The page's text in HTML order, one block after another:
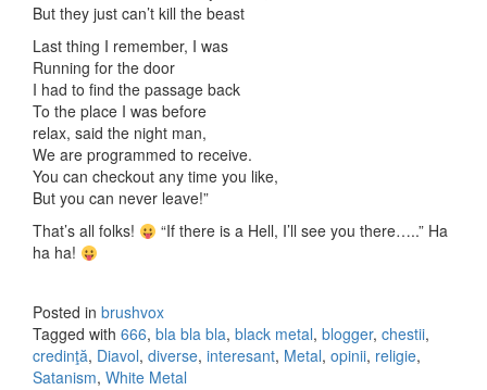
But they just can’t kill the beast
Last thing I remember, I was
Running for the door
I had to find the passage back
To the place I was before
relax, said the night man,
We are programmed to receive.
You can checkout any time you like,
But you can never leave!”
That’s all folks!
“If there is a Hell, I’ll see you there…..” Ha
ha ha!
Posted in brushvox
Tagged with 666, bla bla bla, black metal, blogger, chestii,
credinţă, Diavol, diverse, interesant, Metal, opinii, religie,
Satanism, White Metal